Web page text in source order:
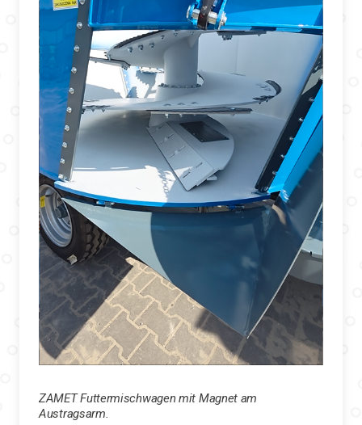
ZAMET Futtermischwagen mit Magnet am
Austragsarm.